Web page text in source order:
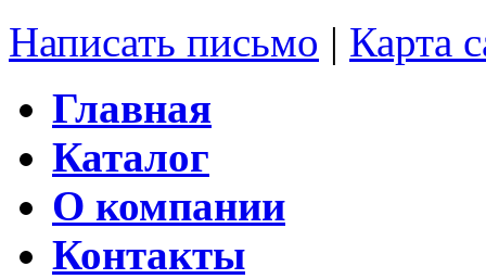
Написать письмо | Карта
Главная
Каталог
О компании
Контакты